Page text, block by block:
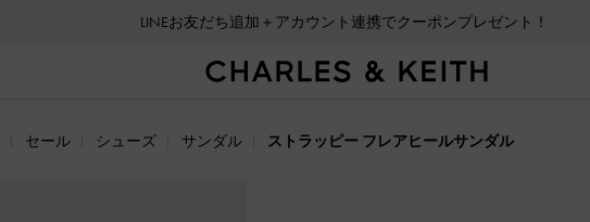
LINEお友だち追加＋アカウント連携でクーポンプレゼント！
セール シューズ サンダル ストラッピー フレアヒールサンダル